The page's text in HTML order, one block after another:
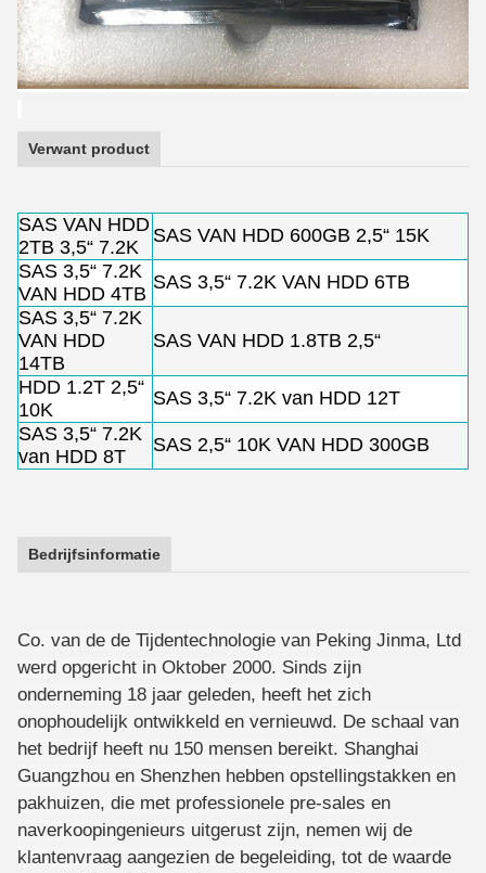
Verwant product
SAS VAN HDD
2TB 3,5“ 7.2K
SAS VAN HDD 600GB 2,5“ 15K
SAS 3,5“ 7.2K
VAN HDD 4TB
SAS 3,5“ 7.2K VAN HDD 6TB
SAS 3,5“ 7.2K
VAN HDD
14TB
SAS VAN HDD 1.8TB 2,5“
HDD 1.2T 2,5“
10K
SAS 3,5“ 7.2K van HDD 12T
SAS 3,5“ 7.2K
van HDD 8T
SAS 2,5“ 10K VAN HDD 300GB
Bedrijfsinformatie
Co. van de de Tijdentechnologie van Peking Jinma, Ltd
werd opgericht in Oktober 2000. Sinds zijn
onderneming 18 jaar geleden, heeft het zich
onophoudelijk ontwikkeld en vernieuwd. De schaal van
het bedrijf heeft nu 150 mensen bereikt. Shanghai
Guangzhou en Shenzhen hebben opstellingstakken en
pakhuizen, die met professionele pre-sales en
naverkoopingenieurs uitgerust zijn, nemen wij de
klantenvraag aangezien de begeleiding, tot de waarde